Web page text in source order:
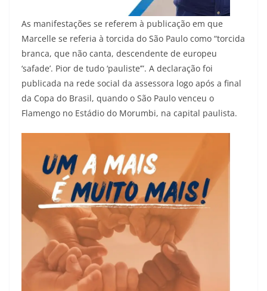
As manifestações se referem à publicação em que
Marcelle se referia à torcida do São Paulo como “torcida
branca, que não canta, descendente de europeu
‘safade’. Pior de tudo ‘pauliste’”. A declaração foi
publicada na rede social da assessora logo após a final
da Copa do Brasil, quando o São Paulo venceu o
Flamengo no Estádio do Morumbi, na capital paulista.